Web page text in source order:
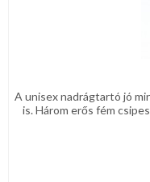
A unisex nadrágtartó jó
is. Három erős fém